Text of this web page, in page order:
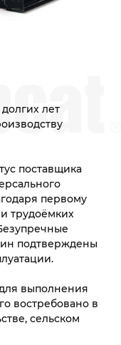
лет
поставщика
первому
трудоёмких
подтверждены
выполнения
востребовано в
сельском